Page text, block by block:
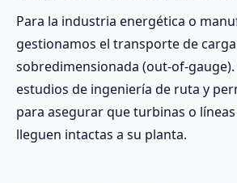
Para la industria energética o
gestionamos el transporte de carga
sobredimensionada (out-of-gauge).
estudios de ingeniería de ruta y
para asegurar que turbinas o
lleguen intactas a su planta.